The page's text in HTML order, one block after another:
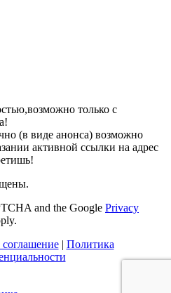
только с
(в виде анонса) возможно
активной ссылки на адрес
and the Google Privacy
соглашение| Политика